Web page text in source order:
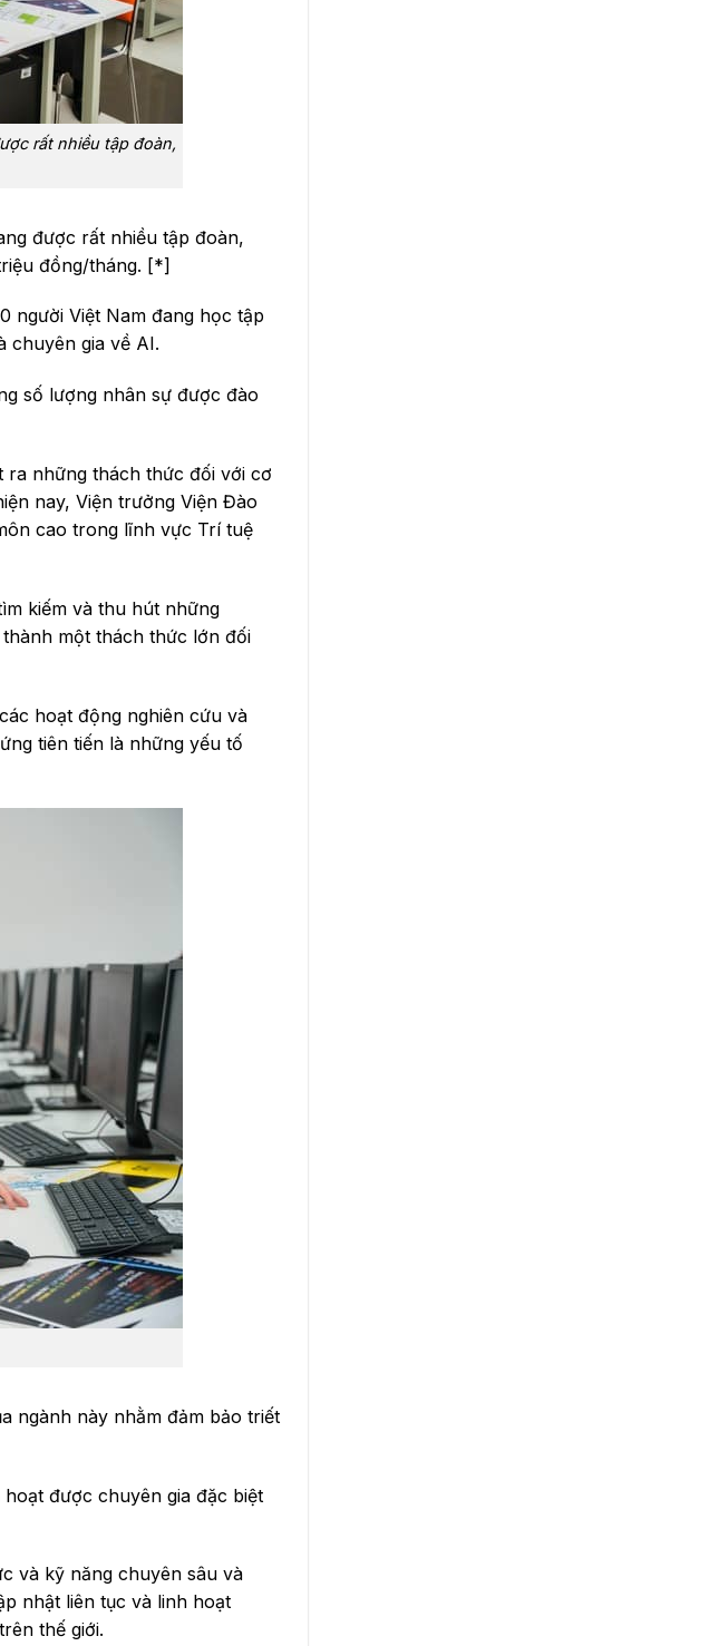
rất nhiều tập đoàn,
được rất nhiều tập đoàn,
đồng/tháng. [*]
người Việt Nam đang học tập
chuyên gia về AI.
số lượng nhân sự được đào
ra những thách thức đối với cơ
nay, Viện trưởng Viện Đào
cao trong lĩnh vực Trí tuệ
kiếm và thu hút những
một thách thức lớn đối
hoạt động nghiên cứu và
tiên tiến là những yếu tố
ngành này nhằm đảm bảo triết
được chuyên gia đặc biệt
và kỹ năng chuyên sâu và
nhật liên tục và linh hoạt
thế giới.